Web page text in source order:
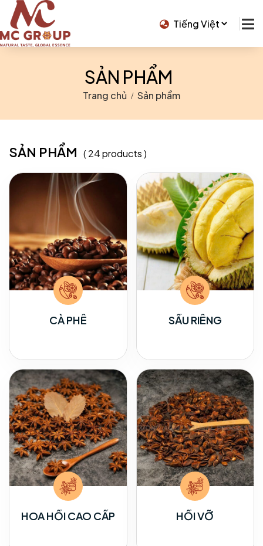
SẢN PHẨM
Trang chủ Sản phẩm
SẢN PHẨM ( 24 products )
CÀ PHÊ SẦU RIÊNG
HOA HỒI CAO CẤP HỒI VỠ